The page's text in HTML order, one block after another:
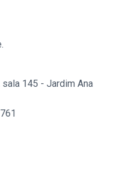
145 - Jardim Ana